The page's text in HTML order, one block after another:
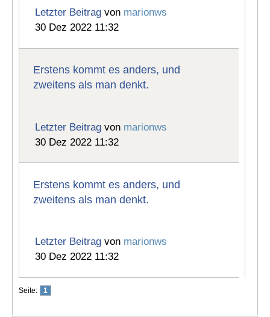
Letzter Beitrag von marionws
30 Dez 2022 11:32
Erstens kommt es anders, und
zweitens als man denkt.
Letzter Beitrag von marionws
30 Dez 2022 11:32
Erstens kommt es anders, und
zweitens als man denkt.
Letzter Beitrag von marionws
30 Dez 2022 11:32
Seite: 1